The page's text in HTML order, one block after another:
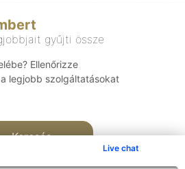
Live chat
gyűjti össze
Ellenőrizze
legjobb szolgáltatásokat
Keresés